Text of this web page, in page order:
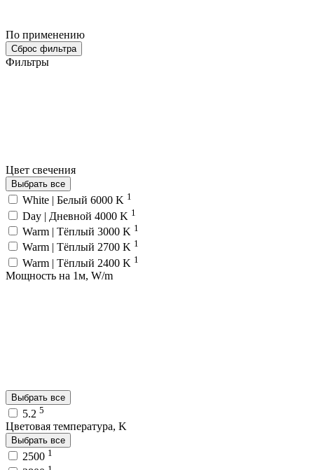
По применению
Сброс фильтра
Фильтры
Цвет свечения
Выбрать все
White | Белый 6000 K 1
Day | Дневной 4000 K 1
Warm | Тёплый 3000 K 1
Warm | Тёплый 2700 K 1
Warm | Тёплый 2400 K 1
Мощность на 1м, W/m
Выбрать все
5.2 5
Цветовая температура, K
Выбрать все
2500 1